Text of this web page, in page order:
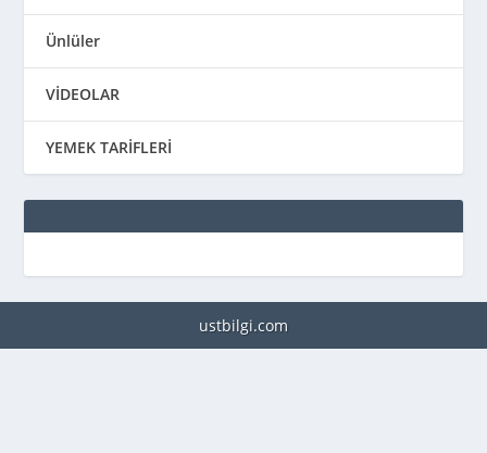
Ünlüler
VİDEOLAR
YEMEK TARİFLERİ
ustbilgi.com